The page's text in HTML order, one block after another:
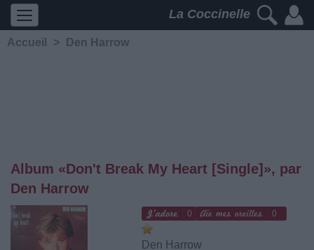
La Coccinelle
Accueil > Den Harrow
Album «Don't Break My Heart [Single]», par
Den Harrow
0 0
Den Harrow